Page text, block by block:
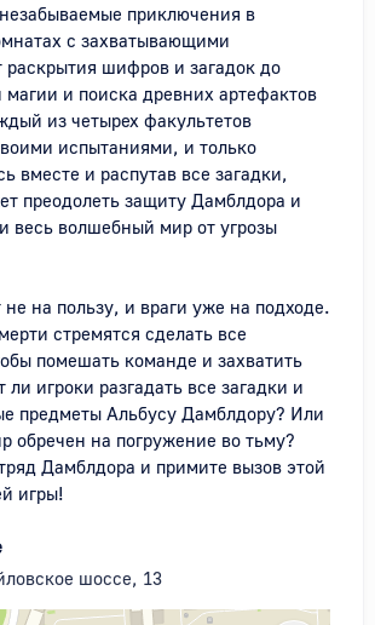
приключения в
с захватывающими
шифров и загадок до
магии и поиска древних артефактов
из четырех факультетов
испытаниями, и только
вместе и распутав все загадки,
преодолеть защиту Дамблдора и
весь волшебный мир от угрозы
на пользу, и враги уже на подходе.
стремятся сделать все
помешать команде и захватить
ли игроки разгадать все загадки и
предметы Альбусу Дамблдору? Или
обречен на погружение во тьму?
Дамблдора и примите вызов этой
игры!
шоссе, 13